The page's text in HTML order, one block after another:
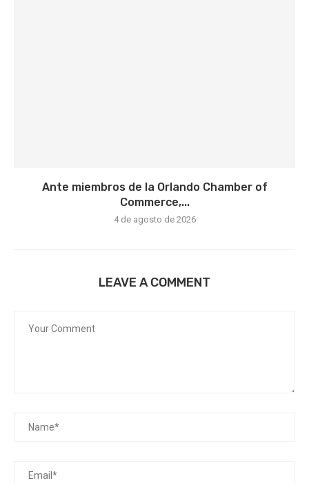
Ante miembros de la Orlando Chamber of
Commerce,...
4 de agosto de 2026
LEAVE A COMMENT